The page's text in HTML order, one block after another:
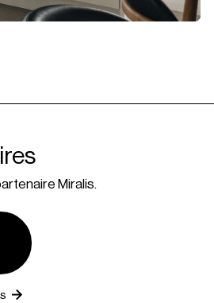
Miralis.